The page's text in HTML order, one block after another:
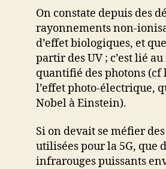
On constate depuis des
rayonnements non-
d’effet biologiques, et
partir des UV ; c’est lié
quantifié des photons (cf
l’effet photo-électrique,
Nobel à Einstein).
Si on devait se méfier
utilisées pour la 5G, que
infrarouges puissants